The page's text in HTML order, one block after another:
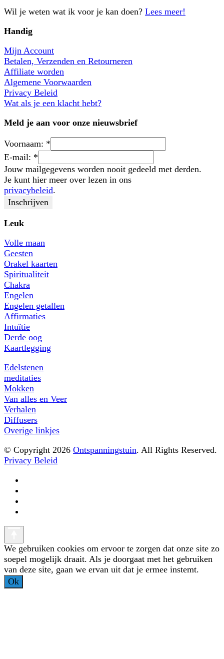
Wil je weten wat ik voor je kan doen? Lees meer!
Handig
Mijn Account
Betalen, Verzenden en Retourneren
Affiliate worden
Algemene Voorwaarden
Privacy Beleid
Wat als je een klacht hebt?
Meld je aan voor onze nieuwsbrief
Voornaam: *
E-mail: *
Jouw mailgegevens worden nooit gedeeld met derden.
Je kunt hier meer over lezen in ons
privacybeleid.
Leuk
Volle maan
Geesten
Orakel kaarten
Spiritualiteit
Chakra
Engelen
Engelen getallen
Affirmaties
Intuïtie
Derde oog
Kaartlegging
Edelstenen
meditaties
Mokken
Van alles en Veer
Verhalen
Diffusers
Overige linkjes
© Copyright 2026 Ontspanningstuin. All Rights Reserved.
Privacy Beleid
We gebruiken cookies om ervoor te zorgen dat onze site zo
soepel mogelijk draait. Als je doorgaat met het gebruiken
van deze site, gaan we ervan uit dat je ermee instemt.
Ok